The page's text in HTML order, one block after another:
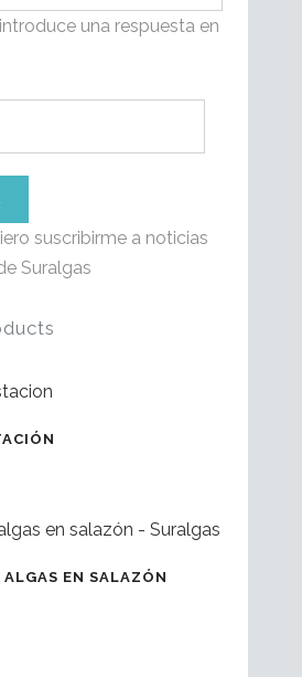
una respuesta en
suscribirme a noticias
Suralgas
ALGAS EN SALAZÓN